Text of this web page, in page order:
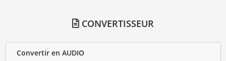
CONVERTISSEUR
Convertir en AUDIO